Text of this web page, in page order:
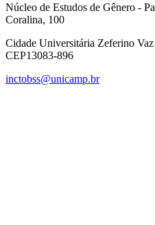
Núcleo de Estudos de Gênero -
Coralina, 100
Cidade Universitária Zeferino
CEP13083-896
inctobss@unicamp.br